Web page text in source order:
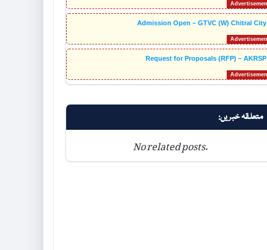
Admission Open – GTVC (W) Chitral City
Request for Proposals (RFP) – AKRSP
متعلقہ خبریں:
No related posts.